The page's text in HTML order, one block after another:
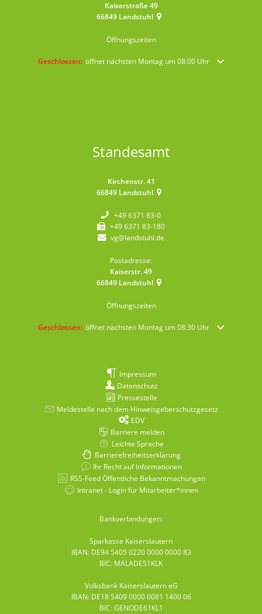
Kaiserstraße 49
66849 Landstuhl
Öffnungszeiten
Klicken, um weitere Öffnungs- oder Schließzeiten auszublenden
Geschlossen: öffnet nächsten Montag um 08:00 Uhr
Standesamt
Kirchenstr. 41
66849 Landstuhl
+49 6371 83-0
+49 6371 83-180
vg@landstuhl.de
Postadresse:
Kaiserstr. 49
66849 Landstuhl
Öffnungszeiten
Klicken, um weitere Öffnungs- oder Schließzeiten auszublenden
Geschlossen: öffnet nächsten Montag um 08:30 Uhr
Impressum
Datenschutz
Pressestelle
Meldestelle nach dem Hinweisgeberschutzgesetz
EDV
Barriere melden
Leichte Sprache
Barrierefreiheitserklärung
Ihr Recht auf Informationen
RSS-Feed Öffentliche Bekanntmachungen
Intranet - Login für Mitarbeiter*innen
Bankverbindungen:
Sparkasse Kaiserslautern
IBAN: DE94 5405 0220 0000 0000 83
BIC: MALADE51KLK
Volksbank Kaiserslautern eG
IBAN: DE18 5409 0000 0081 1400 06
BIC: GENODE61KL1